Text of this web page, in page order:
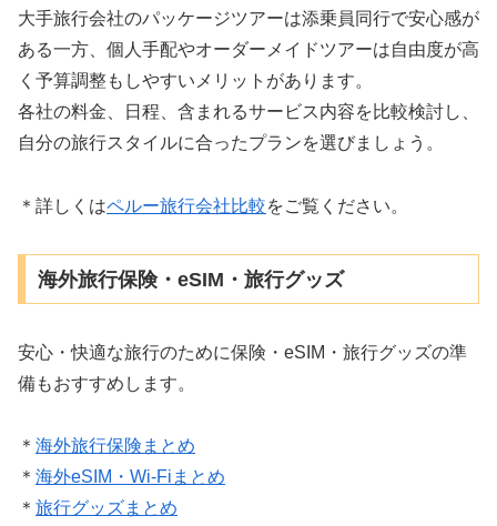
大手旅行会社のパッケージツアーは添乗員同行で安心感が
ある一方、個人手配やオーダーメイドツアーは自由度が高
く予算調整もしやすいメリットがあります。
各社の料金、日程、含まれるサービス内容を比較検討し、
自分の旅行スタイルに合ったプランを選びましょう。
＊詳しくはペルー旅行会社比較をご覧ください。
海外旅行保険・eSIM・旅行グッズ
安心・快適な旅行のために保険・eSIM・旅行グッズの準
備もおすすめします。
＊ 海外旅行保険まとめ
＊ 海外eSIM・Wi-Fiまとめ
＊ 旅行グッズまとめ